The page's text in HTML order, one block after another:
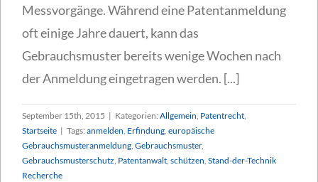
Messvorgänge. Während eine Patentanmeldung
oft einige Jahre dauert, kann das
Gebrauchsmuster bereits wenige Wochen nach
der Anmeldung eingetragen werden. [...]
September 15th, 2015 | Kategorien: Allgemein Patentrecht
Startseite | Tags: anmelden Erfindung europäische
Gebrauchsmusteranmeldung Gebrauchsmuster,
Gebrauchsmusterschutz Patentanwalt schützen Stand-der-Technik
Recherche